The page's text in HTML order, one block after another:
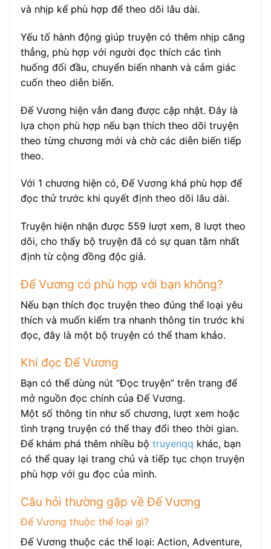
và nhịp kể phù hợp để theo dõi lâu dài.
Yếu tố hành động giúp truyện có thêm nhịp căng
thẳng, phù hợp với người đọc thích các tình
huống đối đầu, chuyển biến nhanh và cảm giác
cuốn theo diễn biến.
Đế Vương hiện vẫn đang được cập nhật. Đây là
lựa chọn phù hợp nếu bạn thích theo dõi truyện
theo từng chương mới và chờ các diễn biến tiếp
theo.
Với 1 chương hiện có, Đế Vương khá phù hợp để
đọc thử trước khi quyết định theo dõi lâu dài.
Truyện hiện nhận được 559 lượt xem, 8 lượt theo
dõi, cho thấy bộ truyện đã có sự quan tâm nhất
định từ cộng đồng độc giả.
Đế Vương có phù hợp với bạn không?
Nếu bạn thích đọc truyện theo đúng thể loại yêu
thích và muốn kiểm tra nhanh thông tin trước khi
đọc, đây là một bộ truyện có thể tham khảo.
Khi đọc Đế Vương
Bạn có thể dùng nút “Đọc truyện” trên trang để
mở nguồn đọc chính của Đế Vương.
Một số thông tin như số chương, lượt xem hoặc
tình trạng truyện có thể thay đổi theo thời gian.
Để khám phá thêm nhiều bộ truyenqq khác, bạn
có thể quay lại trang chủ và tiếp tục chọn truyện
phù hợp với gu đọc của mình.
Câu hỏi thường gặp về Đế Vương
Đế Vương thuộc thể loại gì?
Đế Vương thuộc các thể loại: Action, Adventure,